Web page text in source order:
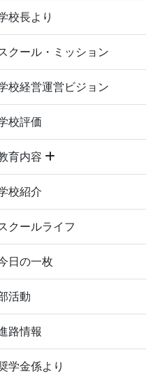
校長より
クール・ミッション
校経営運営ビジョン
校評価
育内容
校紹介
クールライフ
日の一枚
活動
路情報
学金係より